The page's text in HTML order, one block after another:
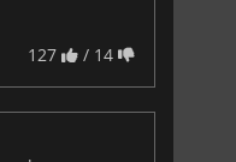
127 / 14